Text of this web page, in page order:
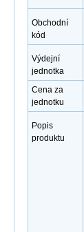
Obchodní
kód
Výdejní
jednotka
Cena za
jednotku
Popis
produktu